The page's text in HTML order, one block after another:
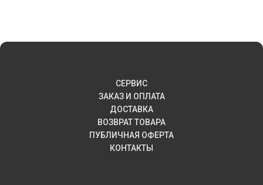
СЕРВИС
ЗАКАЗ И ОПЛАТА
ДОСТАВКА
ВОЗВРАТ ТОВАРА
ПУБЛИЧНАЯ ОФЕРТА
КОНТАКТЫ